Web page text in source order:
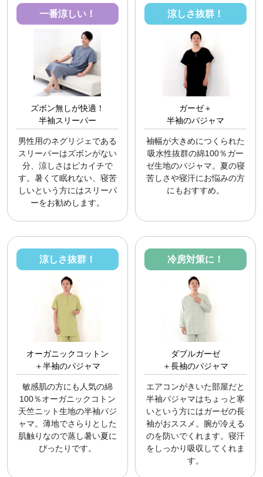
一番涼しい！
ズボン無しが快適！
半袖スリーパー
男性用のネグリジェである
スリーパーはズボンがない
分、涼しさはピカイチで
す。暑くて眠れない、寝苦
しいという方にはスリーパ
ーをお勧めします。
涼しさ抜群！
ガーゼ＋
半袖のパジャマ
袖幅が大きめにつくられた
吸水性抜群の綿100％ガー
ゼ生地のパジャマ。夏の寝
苦しさや寝汗にお悩みの方
にもおすすめ。
涼しさ抜群！
オーガニックコットン
＋半袖のパジャマ
敏感肌の方にも人気の綿
100％オーガニックコトン
天竺ニット生地の半袖パジ
ャマ。薄地でさらりとした
肌触りなので蒸し暑い夏に
ぴったりです。
冷房対策に！
ダブルガーゼ
＋長袖のパジャマ
エアコンがきいた部屋だと
半袖パジャマはちょっと寒
いという方にはガーゼの長
袖がおススメ。腕が冷える
のを防いでくれます。寝汗
をしっかり吸収してくれま
す。